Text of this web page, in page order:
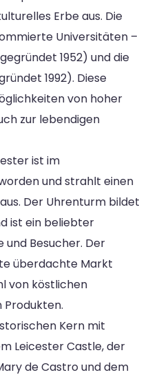
Erbe aus. Die
Universitäten –
1952) und die
1992). Diese
von hoher
zur lebendigen
ist im
und strahlt einen
Der Uhrenturm bildet
ist ein beliebter
und Besucher. Der
überdachte Markt
von köstlichen
Kern mit
Leicester Castle, der
de Castro und dem